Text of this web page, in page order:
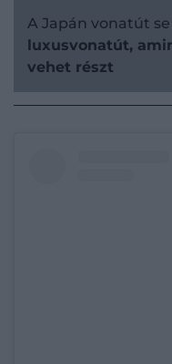
A Japán vonatút
luxusvonatút,
vehet részt